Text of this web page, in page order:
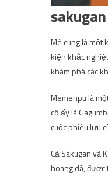
sakugan
Mê cung là một
kiện khắc
khám phá các
Memenpu là
cô ấy là
cuộc phiêu lưu
Cả Sakugan và
hoang dã, được